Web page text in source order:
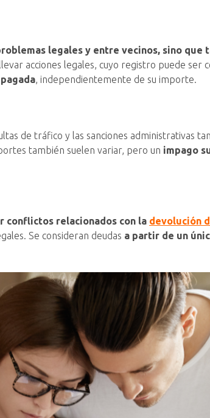
legales y entre vecinos, sino que
acciones legales, cuyo registro puede ser
, independientemente de su importe.
de tráfico y las sanciones administrativas
también suelen variar, pero un impago
conflictos relacionados con la devolución
Se consideran deudas a partir de un